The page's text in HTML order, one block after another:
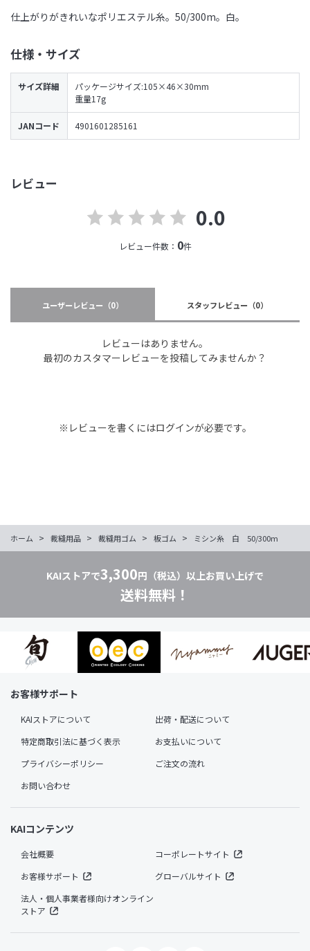
レビュー
0.0
レビュー件数： 0件
ユーザーレビュー （0） スタッフレビュー （0）
レビューはありません。
最初のカスタマーレビューを投稿してみませんか？
※レビューを書くにはログインが必要です。
仕上がりがきれいなポリエステル糸。50/300m。白。
仕様・サイズ
サイズ詳細
パッケージサイズ:105×46×30mm
重量17g
JANコード 4901601285161
ホーム > 裁縫用品 > 裁縫用ゴム > 板ゴム > ミシン糸 白 50/300m
KAIストアで3,300円（税込）以上お買い上げで
送料無料！
お客様サポート
KAIストアについて
出荷・配送について
特定商取引法に基づく表示
お支払いについて
プライバシーポリシー
ご注文の流れ
お問い合わせ
KAIコンテンツ
会社概要
コーポレートサイト
お客様サポート
グローバルサイト
法人・個人事業者様向けオンライン
ストア